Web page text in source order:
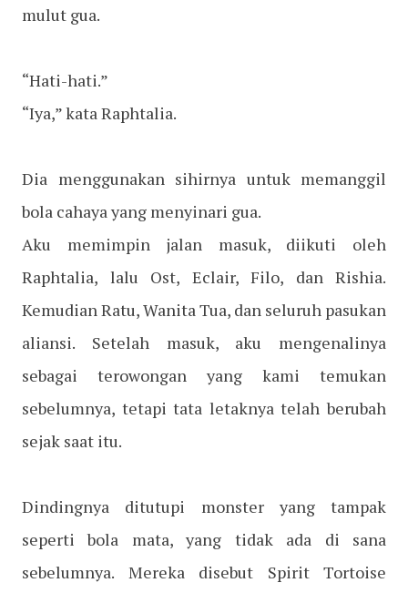
mulut gua.
“Hati-hati.”
“Iya,” kata Raphtalia.
Dia menggunakan sihirnya untuk memanggil
bola cahaya yang menyinari gua.
Aku memimpin jalan masuk, diikuti oleh
Raphtalia, lalu Ost, Eclair, Filo, dan Rishia.
Kemudian Ratu, Wanita Tua, dan seluruh pasukan
aliansi. Setelah masuk, aku mengenalinya
sebagai terowongan yang kami temukan
sebelumnya, tetapi tata letaknya telah berubah
sejak saat itu.
Dindingnya ditutupi monster yang tampak
seperti bola mata, yang tidak ada di sana
sebelumnya. Mereka disebut Spirit Tortoise